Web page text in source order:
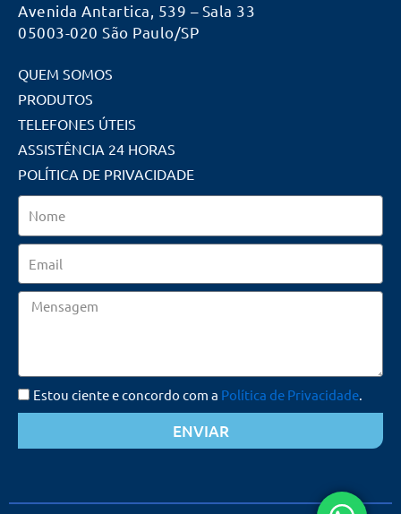
Avenida Antartica, 539 – Sala 33
05003-020 São Paulo/SP
QUEM SOMOS
PRODUTOS
TELEFONES ÚTEIS
ASSISTÊNCIA 24 HORAS
POLÍTICA DE PRIVACIDADE
Mensagem
Estou ciente e concordo com a Política de Privacidade.
ENVIAR